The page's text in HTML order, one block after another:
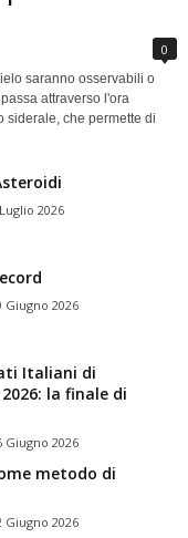
0
saranno osservabili o
attraverso l'ora
siderale, che permette di
2026
Giugno 2026
Italiani di
la finale di
Giugno 2026
metodo di
Giugno 2026